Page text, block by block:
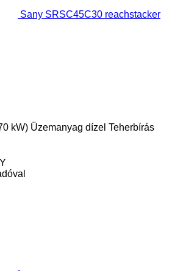
Sany SRSC45C30 reachstacker
kW) Üzemanyag dízel Teherbírás